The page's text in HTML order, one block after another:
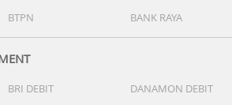
BTPN BANK RAYA
BRI DEBIT
DANAMON DEBIT